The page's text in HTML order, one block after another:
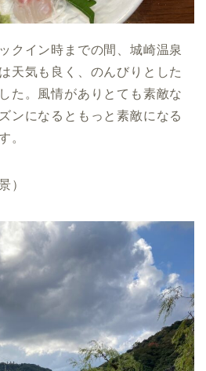
クイン時までの間、城崎温泉
天気も良く、のんびりとした
た。風情がありとても素敵な
ンになるともっと素敵になる
。
）